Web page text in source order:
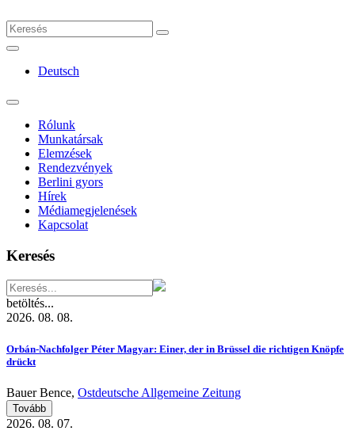
Deutsch
Rólunk
Munkatársak
Elemzések
Rendezvények
Berlini gyors
Hírek
Médiamegjelenések
Kapcsolat
Keresés
betöltés...
2026. 08. 08.
Orbán-Nachfolger Péter Magyar: Einer, der in Brüssel die richtigen Knöpfe
drückt
Bauer Bence, Ostdeutsche Allgemeine Zeitung
Tovább
2026. 08. 07.